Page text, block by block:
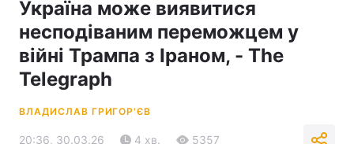
Україна може виявитися
несподіваним переможцем у
війні Трампа з Іраном, - The
Telegraph
ВЛАДИСЛАВ ГРИГОР'ЄВ
20:36, 30.03.26 4 хв. 5357